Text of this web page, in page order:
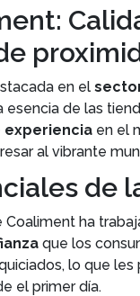
en el
de las
experiencia en el
al vibrante
de
ha
que los
lo que
el primer día.